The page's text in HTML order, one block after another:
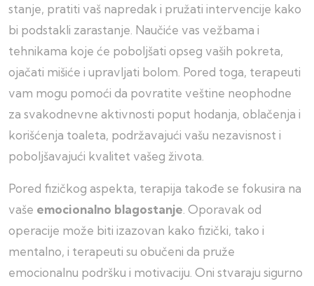
stanje, pratiti vaš napredak i pružati intervencije kako
bi podstakli zarastanje. Naučiće vas vežbama i
tehnikama koje će poboljšati opseg vaših pokreta,
ojačati mišiće i upravljati bolom. Pored toga, terapeuti
vam mogu pomoći da povratite veštine neophodne
za svakodnevne aktivnosti poput hodanja, oblačenja i
korišćenja toaleta, podržavajući vašu nezavisnost i
poboljšavajući kvalitet vašeg života.
Pored fizičkog aspekta, terapija takođe se fokusira na
vaše emocionalno blagostanje . Oporavak od
operacije može biti izazovan kako fizički, tako i
mentalno, i terapeuti su obučeni da pruže
emocionalnu podršku i motivaciju. Oni stvaraju sigurno